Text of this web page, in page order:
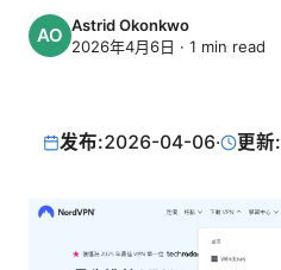
Astrid Okonkwo
2026年4月6日 · 1 min read
发布:2026-04-06· 更新: